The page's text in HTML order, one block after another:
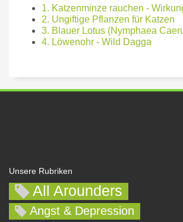
1. Katzenminze rauchen -
2. Ungiftige Pflanzen für Katzen
3. Blauer Lotus (Nymphaea
4. Löwenohr - Wild Dagga
Unsere Rubriken
All Arounders
Angst & Depression